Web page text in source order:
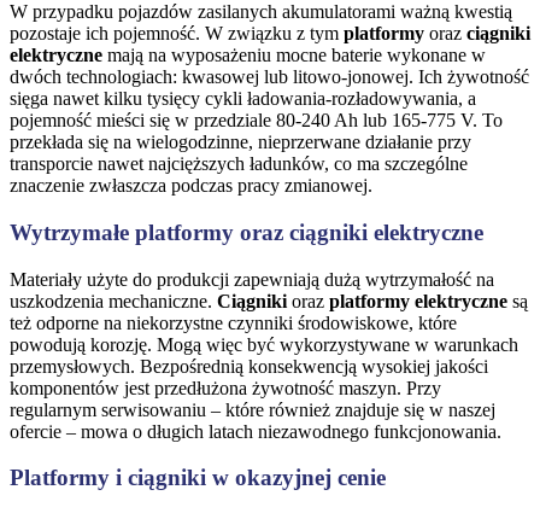
W przypadku pojazdów zasilanych akumulatorami ważną kwestią
pozostaje ich pojemność. W związku z tym platformy oraz ciągniki
elektryczne mają na wyposażeniu mocne baterie wykonane w
dwóch technologiach: kwasowej lub litowo-jonowej. Ich żywotność
sięga nawet kilku tysięcy cykli ładowania-rozładowywania, a
pojemność mieści się w przedziale 80-240 Ah lub 165-775 V. To
przekłada się na wielogodzinne, nieprzerwane działanie przy
transporcie nawet najcięższych ładunków, co ma szczególne
znaczenie zwłaszcza podczas pracy zmianowej.
Wytrzymałe platformy oraz ciągniki elektryczne
Materiały użyte do produkcji zapewniają dużą wytrzymałość na
uszkodzenia mechaniczne. Ciągniki oraz platformy elektryczne są
też odporne na niekorzystne czynniki środowiskowe, które
powodują korozję. Mogą więc być wykorzystywane w warunkach
przemysłowych. Bezpośrednią konsekwencją wysokiej jakości
komponentów jest przedłużona żywotność maszyn. Przy
regularnym serwisowaniu – które również znajduje się w naszej
ofercie – mowa o długich latach niezawodnego funkcjonowania.
Platformy i ciągniki w okazyjnej cenie